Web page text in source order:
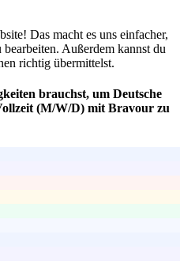
Das macht es uns einfacher,
Außerdem kannst du
richtig übermittelst.
brauchst, um Deutsche
(M/W/D) mit Bravour zu